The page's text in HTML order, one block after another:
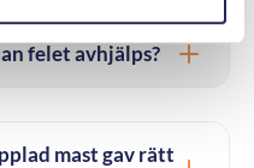
felet avhjälps?
mast gav rätt